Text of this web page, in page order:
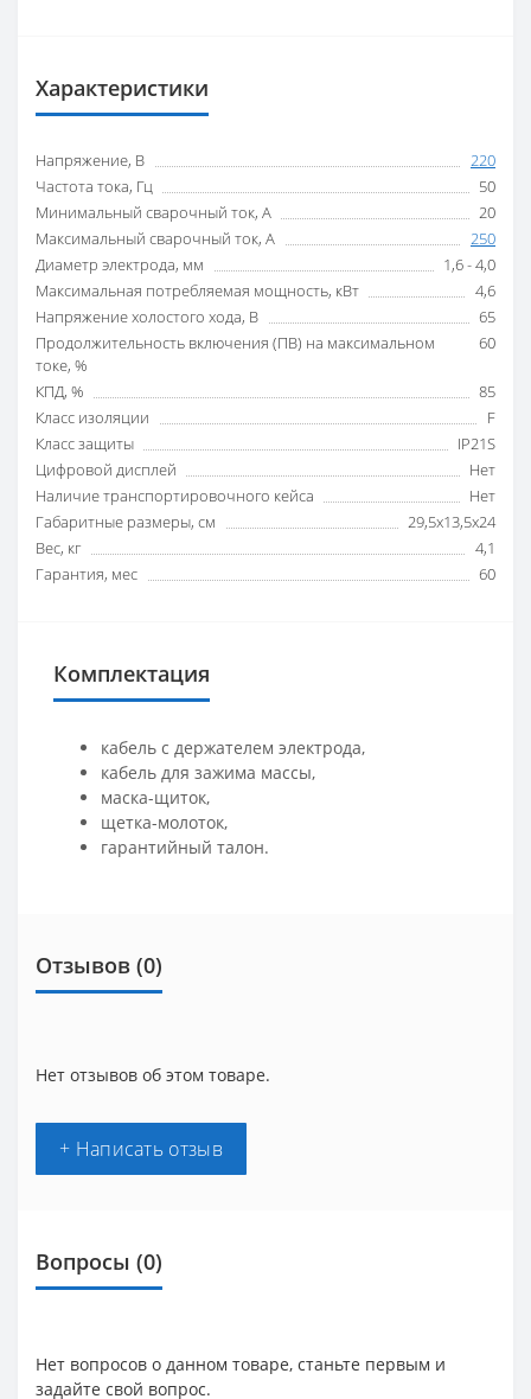
Характеристики
Напряжение, В
220
Частота тока, Гц
50
Минимальный сварочный ток, А
20
Максимальный сварочный ток, А
250
Диаметр электрода, мм
1,6 - 4,0
Максимальная потребляемая мощность, кВт
4,6
Напряжение холостого хода, В
65
Продолжительность включения (ПВ) на максимальном
токе, %
60
КПД, %
85
Класс изоляции
F
Класс защиты
IP21S
Цифровой дисплей
Нет
Наличие транспортировочного кейса
Нет
Габаритные размеры, см
29,5х13,5х24
Вес, кг
4,1
Гарантия, мес
60
Комплектация
кабель с держателем электрода,
кабель для зажима массы,
маска-щиток,
щетка-молоток,
гарантийный талон.
Отзывов (0)
Нет отзывов об этом товаре.
+ Написать отзыв
Вопросы (0)
Нет вопросов о данном товаре, станьте первым и
задайте свой вопрос.